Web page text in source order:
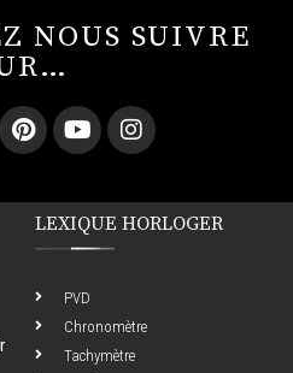
NOUS SUIVRE
LEXIQUE HORLOGER
PVD
Chronomètre
Tachymètre